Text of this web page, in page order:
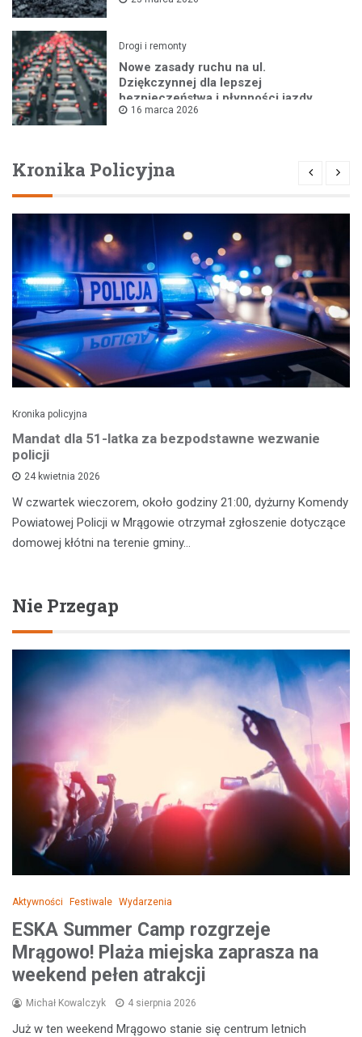
Drogi i remonty
Nowe zasady ruchu na ul.
Dziękczynnej dla lepszej
bezpieczeństwa i płynności jazdy
16 marca 2026
Kronika Policyjna
Kronika policyjna
Mandat dla 51-latka za bezpodstawne wezwanie
policji
24 kwietnia 2026
W czwartek wieczorem, około godziny 21:00, dyżurny Komendy
Powiatowej Policji w Mrągowie otrzymał zgłoszenie dotyczące
domowej kłótni na terenie gminy…
Nie Przegap
Aktywności Festiwale Wydarzenia
ESKA Summer Camp rozgrzeje
Mrągowo! Plaża miejska zaprasza na
weekend pełen atrakcji
Michał Kowalczyk 4 sierpnia 2026
Już w ten weekend Mrągowo stanie się centrum letnich